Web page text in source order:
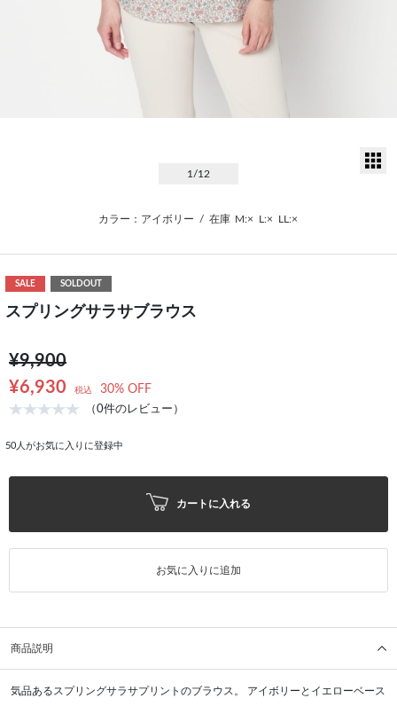
1 /12
カラー：アイボリー / 在庫 M:× L:× LL:×
SALE SOLDOUT
スプリングサラサブラウス
¥9,900
¥6,930
税込 30% OFF
（0件のレビュー）
50 人がお気に入りに登録中
カートに入れる
お気に入りに追加
商品説明
気品あるスプリングサラサプリントのブラウス。 アイボリーとイエローベース